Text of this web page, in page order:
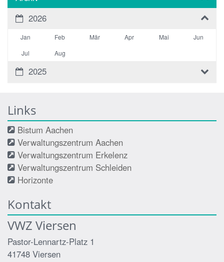
2026
Jan Feb Mär Apr Mai
Jun
Jul
Aug
2025
Links
Bistum Aachen
Verwaltungszentrum Aachen
Verwaltungszentrum Erkelenz
Verwaltungszentrum Schleiden
Horizonte
Kontakt
VWZ Viersen
Pastor-Lennartz-Platz 1
41748 Viersen